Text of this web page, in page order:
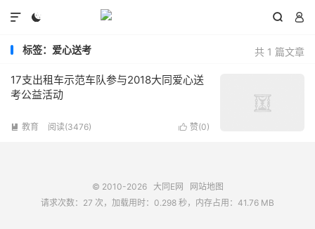
  

共 1 篇文章
标签：爱心送考
17支出租车示范车队参与2018大同爱心送
考公益活动
 赞(0)
 教育 阅读(3476)
© 2010-2026 大同E网
网站地图
请求次数：27 次，加载用时：0.298 秒，内存占用：41.76 MB